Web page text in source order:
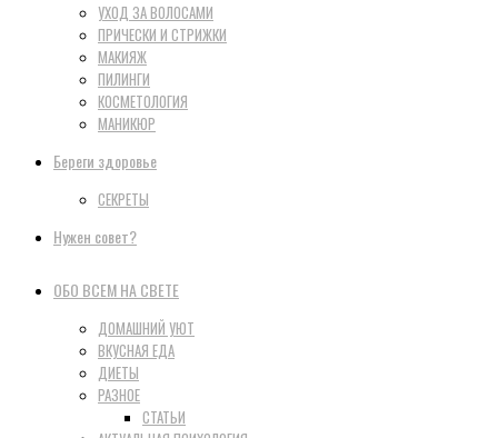
УХОД ЗА ВОЛОСАМИ
ПРИЧЕСКИ И СТРИЖКИ
МАКИЯЖ
ПИЛИНГИ
КОСМЕТОЛОГИЯ
МАНИКЮР
Береги здоровье
СЕКРЕТЫ
Нужен совет?
ОБО ВСЕМ НА СВЕТЕ
ДОМАШНИЙ УЮТ
ВКУСНАЯ ЕДА
ДИЕТЫ
РАЗНОЕ
СТАТЬИ